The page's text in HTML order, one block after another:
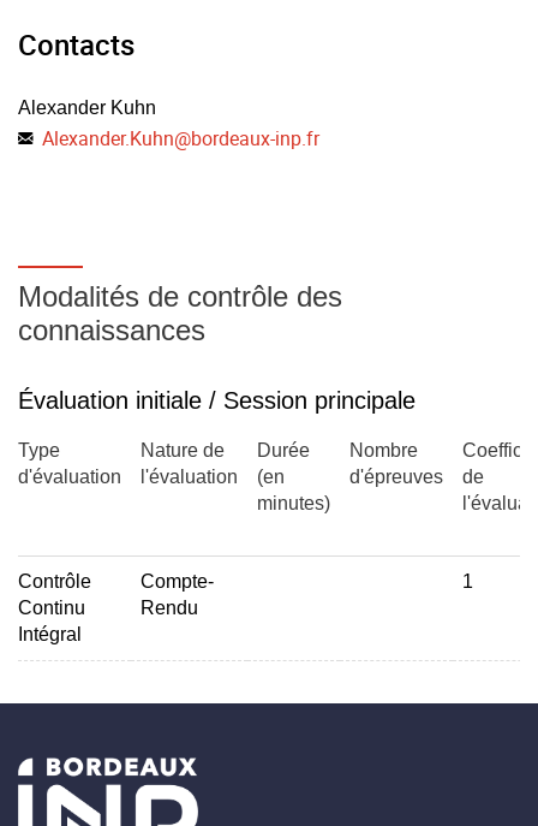
Contacts
Alexander Kuhn
Alexander.Kuhn@bordeaux-inp.fr
Modalités de contrôle des
connaissances
Évaluation initiale / Session principale
Type
d'évaluation
Nature de
l'évaluation
Durée
(en
minutes)
Nombre
d'épreuves
de
Contrôle
Continu
Intégral
Compte-
Rendu
1